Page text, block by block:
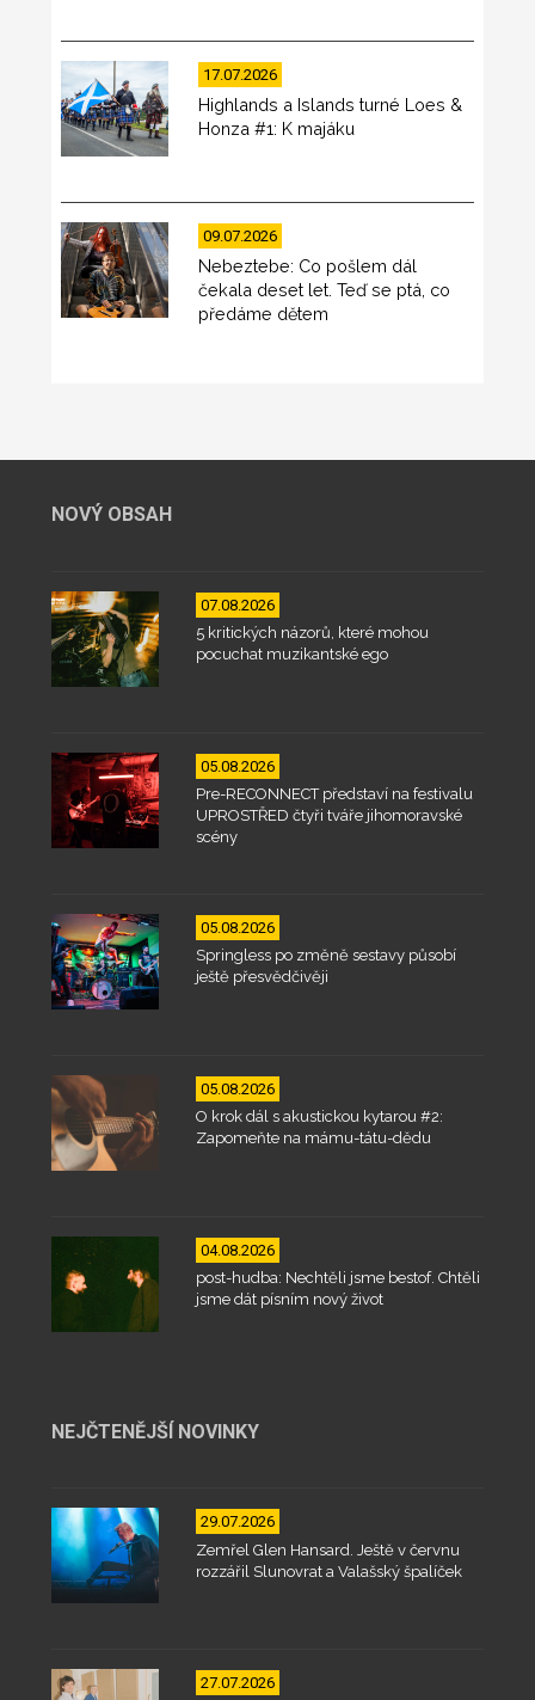
17.07.2026
Highlands a Islands turné Loes &
Honza #1: K majáku
09.07.2026
Nebeztebe: Co pošlem dál
čekala deset let. Teď se ptá, co
předáme dětem
NOVÝ OBSAH
07.08.2026
5 kritických názorů, které mohou
pocuchat muzikantské ego
05.08.2026
Pre-RECONNECT představí na festivalu
UPROSTŘED čtyři tváře jihomoravské
scény
05.08.2026
Springless po změně sestavy působí
ještě přesvědčivěji
05.08.2026
O krok dál s akustickou kytarou #2:
Zapomeňte na mámu-tátu-dědu
04.08.2026
post-hudba: Nechtěli jsme bestof. Chtěli
jsme dát písním nový život
NEJČTENĚJŠÍ NOVINKY
29.07.2026
Zemřel Glen Hansard. Ještě v červnu
rozzářil Slunovrat a Valašský špalíček
27.07.2026